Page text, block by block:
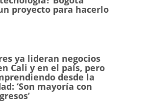
proyecto para hacerlo
ya lideran negocios
Cali y en el país, pero
desde la
‘Son mayoría con